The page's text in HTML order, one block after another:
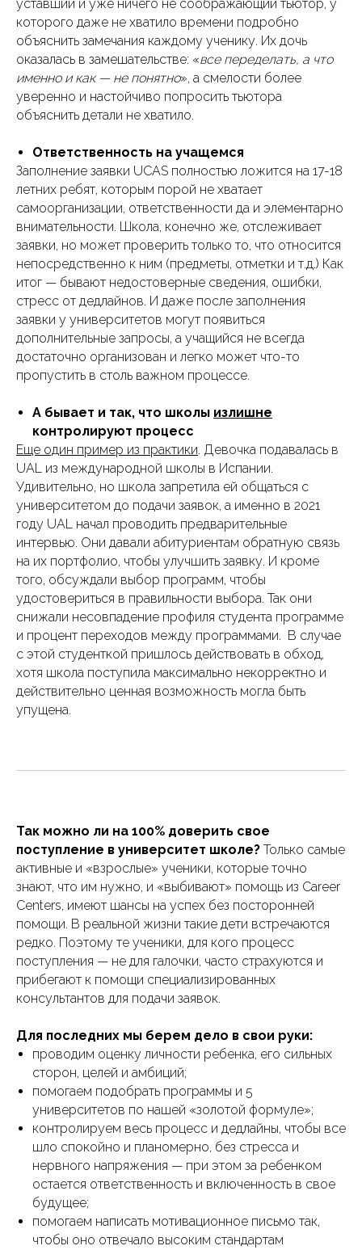
уставший и уже ничего не соображающий тьютор, у
которого даже не хватило времени подробно
объяснить замечания каждому ученику. Их дочь
оказалась в замешательстве: «все переделать, а что
именно и как — не понятно», а смелости более
уверенно и настойчиво попросить тьютора
объяснить детали не хватило.
Ответственность на учащемся
Заполнение заявки UCAS полностью ложится на 17-18
летних ребят, которым порой не хватает
самоорганизации, ответственности да и элементарно
внимательности. Школа, конечно же, отслеживает
заявки, но может проверить только то, что относится
непосредственно к ним (предметы, отметки и т.д.) Как
итог — бывают недостоверные сведения, ошибки,
стресс от дедлайнов. И даже после заполнения
заявки у университетов могут появиться
дополнительные запросы, а учащийся не всегда
достаточно организован и легко может что-то
пропустить в столь важном процессе.
А бывает и так, что школы излишне
контролируют процесс
Еще один пример из практики. Девочка подавалась в
UAL из международной школы в Испании.
Удивительно, но школа запретила ей общаться с
университетом до подачи заявок, а именно в 2021
году UAL начал проводить предварительные
интервью. Они давали абитуриентам обратную связь
на их портфолио, чтобы улучшить заявку. И кроме
того, обсуждали выбор программ, чтобы
удостовериться в правильности выбора. Так они
снижали несовпадение профиля студента программе
и процент переходов между программами. В случае
с этой студенткой пришлось действовать в обход,
хотя школа поступила максимально некорректно и
действительно ценная возможность могла быть
упущена.
Так можно ли на 100% доверить свое
поступление в университет школе? Только самые
активные и «взрослые» ученики, которые точно
знают, что им нужно, и «выбивают» помощь из Career
Centers, имеют шансы на успех без посторонней
помощи. В реальной жизни такие дети встречаются
редко. Поэтому те ученики, для кого процесс
поступления — не для галочки, часто страхуются и
прибегают к помощи специализированных
консультантов для подачи заявок.
Для последних мы берем дело в свои руки:
проводим оценку личности ребенка, его сильных
сторон, целей и амбиций;
помогаем подобрать программы и 5
университетов по нашей «золотой формуле»;
контролируем весь процесс и дедлайны, чтобы все
шло спокойно и планомерно, без стресса и
нервного напряжения — при этом за ребенком
остается ответственность и включенность в свое
будущее;
помогаем написать мотивационное письмо так,
чтобы оно отвечало высоким стандартам